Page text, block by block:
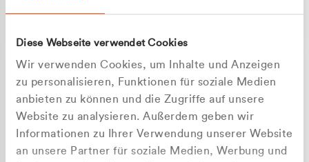
Diese Webseite verwendet Cookies
Wir verwenden Cookies, um Inhalte und Anzeigen
zu personalisieren, Funktionen für soziale Medien
anbieten zu können und die Zugriffe auf unsere
Website zu analysieren. Außerdem geben wir
Informationen zu Ihrer Verwendung unserer Website
an unsere Partner für soziale Medien, Werbung und